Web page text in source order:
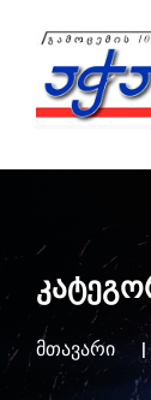
მთავარი